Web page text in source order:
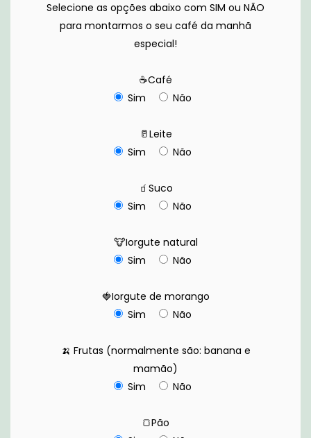
Selecione as opções abaixo com SIM ou NÃO
para montarmos o seu café da manhã
especial!
☕Café
Sim
Não
🥛Leite
Sim
Não
🧃Suco
Sim
Não
🐮Iorgute natural
Sim
Não
🍓Iorgute de morango
Sim
Não
🍌 Frutas (normalmente são: banana e
mamão)
Sim
Não
🍞Pão